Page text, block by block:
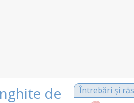
de
Întrebări şi